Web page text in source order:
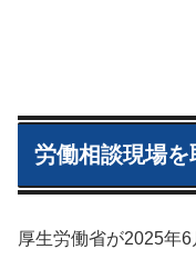
労働相談現場
厚生労働省が2025年